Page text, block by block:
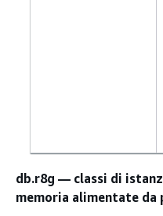
db.r8g — classi di
memoria alimentate da